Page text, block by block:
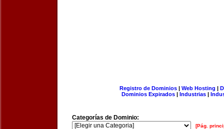
Registro de Dominios| Web Hosting |
Dominios Expirados | Industrias |
Categorías de Dominio:
[Pág.